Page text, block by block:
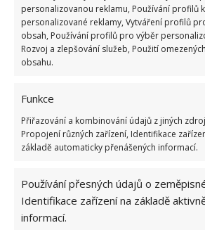
personalizovanou reklamu, Používání profilů
personalizované reklamy, Vytváření profilů
obsah, Používání profilů pro výběr
Rozvoj a zlepšování služeb, Použití
obsahu.
Funkce
Přiřazování a kombinování údajů z jiných
Propojení různých zařízení, Identifikace
základě automaticky přenášených informací.
Používání přesných údajů o
Identifikace zařízení na základě
informací.
Obrázek:pixabay.com